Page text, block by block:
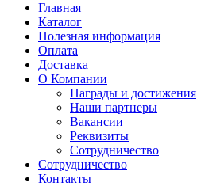
Главная
Каталог
Полезная информация
Оплата
Доставка
О Компании
Награды и достижения
Наши партнеры
Вакансии
Реквизиты
Сотрудничество
Сотрудничество
Контакты